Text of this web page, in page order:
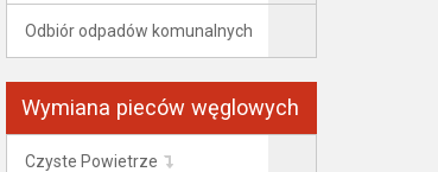
Odbiór odpadów komunalnych
Wymiana pieców węglowych
Czyste Powietrze